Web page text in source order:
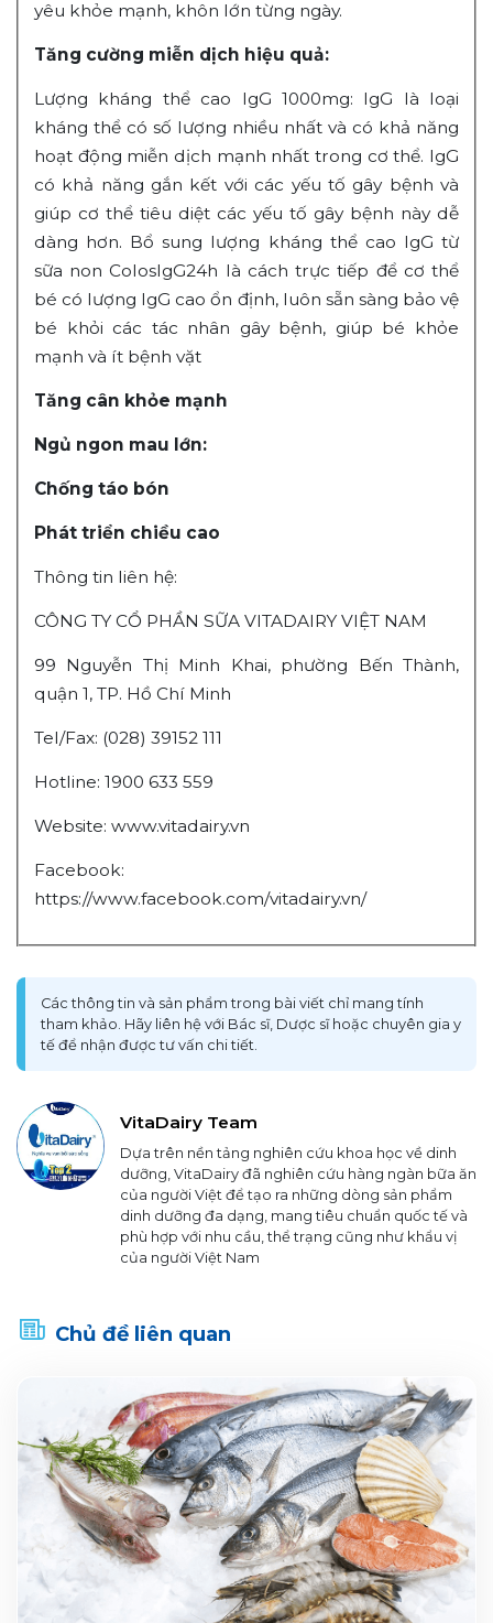
yêu khỏe mạnh, khôn lớn từng ngày.
Tăng cường miễn dịch hiệu quả:
Lượng kháng thể cao IgG 1000mg: IgG là loại
kháng thể có số lượng nhiều nhất và có khả năng
hoạt động miễn dịch mạnh nhất trong cơ thể. IgG
có khả năng gắn kết với các yếu tố gây bệnh và
giúp cơ thể tiêu diệt các yếu tố gây bệnh này dễ
dàng hơn. Bổ sung lượng kháng thể cao IgG từ
sữa non ColosIgG24h là cách trực tiếp để cơ thể
bé có lượng IgG cao ổn định, luôn sẵn sàng bảo vệ
bé khỏi các tác nhân gây bệnh, giúp bé khỏe
mạnh và ít bệnh vặt
Tăng cân khỏe mạnh
Ngủ ngon mau lớn:
Chống táo bón
Phát triển chiều cao
Thông tin liên hệ:
CÔNG TY CỔ PHẦN SỮA VITADAIRY VIỆT NAM
99 Nguyễn Thị Minh Khai, phường Bến Thành,
quận 1, TP. Hồ Chí Minh
Tel/Fax: (028) 39152 111
Hotline: 1900 633 559
Website: www.vitadairy.vn
Facebook:
https://www.facebook.com/vitadairy.vn/
Các thông tin và sản phẩm trong bài viết chỉ mang tính
tham khảo. Hãy liên hệ với Bác sĩ, Dược sĩ hoặc chuyên gia y
tế để nhận được tư vấn chi tiết.
VitaDairy Team
Dựa trên nền tảng nghiên cứu khoa học về dinh
dưỡng, VitaDairy đã nghiên cứu hàng ngàn bữa ăn
của người Việt để tạo ra những dòng sản phẩm
dinh dưỡng đa dạng, mang tiêu chuẩn quốc tế và
phù hợp với nhu cầu, thể trạng cũng như khẩu vị
của người Việt Nam
Chủ đề liên quan